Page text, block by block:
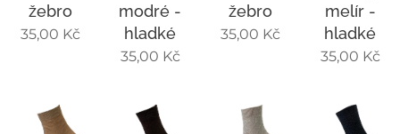
žebro
35,00 Kč
modré -
hladké
35,00 Kč
žebro
35,00 Kč
melír -
hladké
35,00 Kč